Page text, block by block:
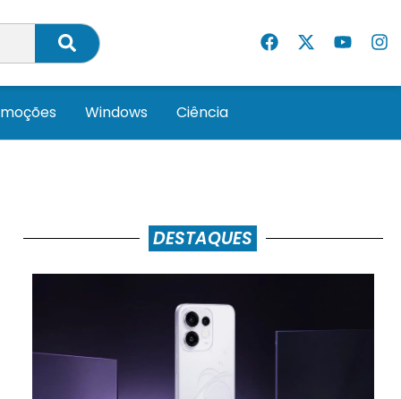
Windows Ciência
DESTAQUES